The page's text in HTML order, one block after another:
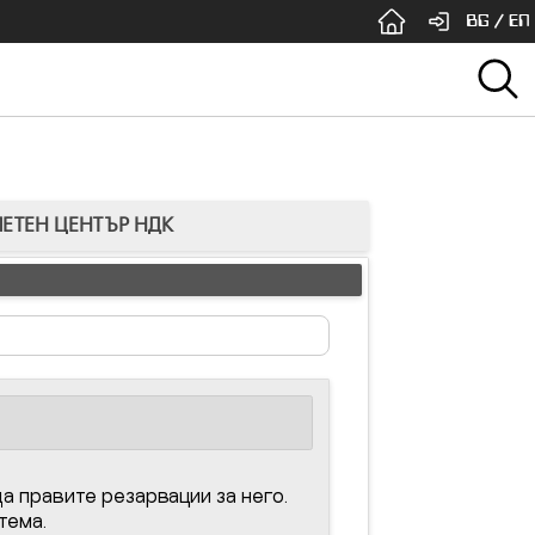
BG / EN
ЦЕНТЪР НДК
резарвации за него.